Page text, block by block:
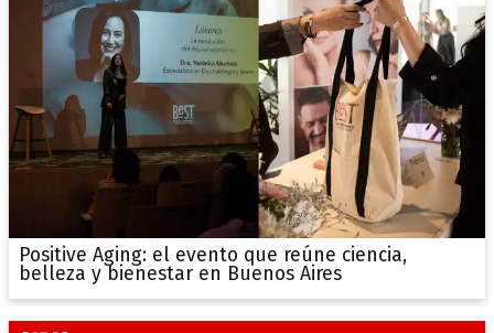
Positive Aging: el evento que reúne ciencia,
belleza y bienestar en Buenos Aires